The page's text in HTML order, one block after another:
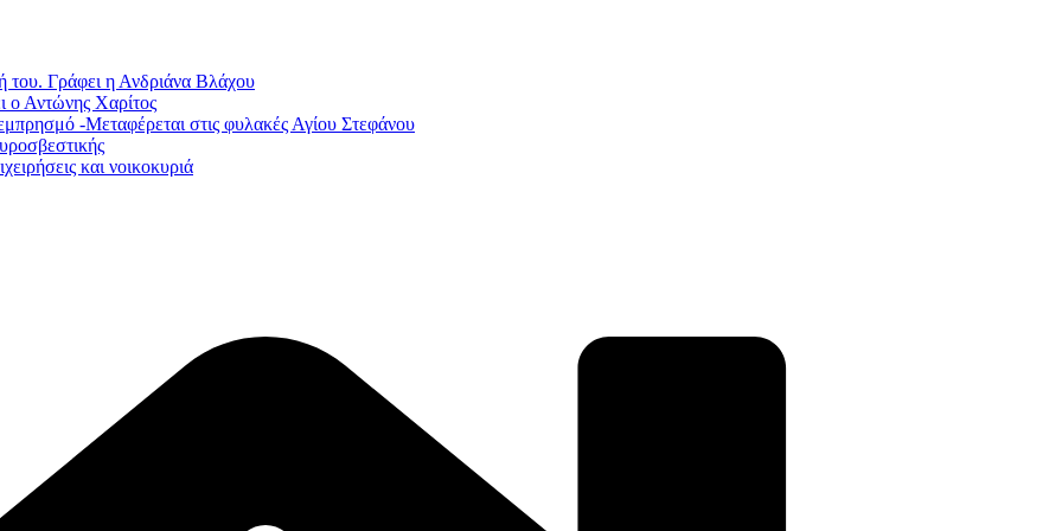
του. Γράφει η Ανδριάνα Βλάχου
ο Αντώνης Χαρίτος
-Μεταφέρεται στις φυλακές Αγίου Στεφάνου
και νοικοκυριά